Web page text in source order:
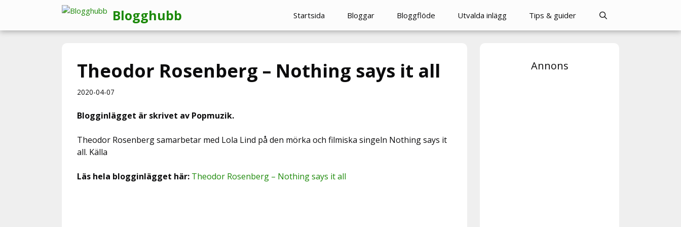
innehåll
Blogghubb Startsida Bloggar Bloggflöde Utvalda inlägg Tips & guider
Theodor Rosenberg – Nothing says it all
2020-04-07
Blogginlägget är skrivet av Popmuzik.
Theodor Rosenberg samarbetar med Lola Lind på den mörka och filmiska singeln Nothing says it
all. Källa
Läs hela blogginlägget här: Theodor Rosenberg – Nothing says it all
Annons